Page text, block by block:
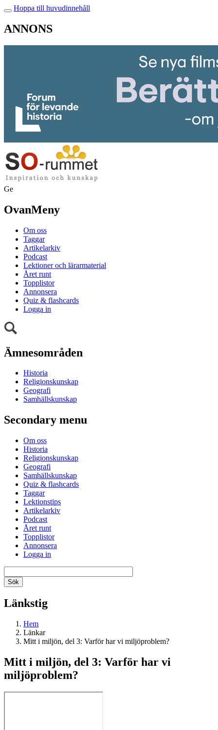
Hoppa till huvudinnehåll
ANNONS
Ge
OvanMeny
Om oss
Taggar
Artikelarkiv
Podcast
Lektioner och lärarmaterial
Året runt
Topplistor
Annonsera
Quiz & flashcards
Logga in
Ämnesområden
Historia
Religionskunskap
Geografi
Samhällskunskap
Secondary menu
Om oss
Historia
Religionskunskap
Geografi
Samhällskunskap
Quiz & flashcards
Taggar
Lektionstips
Artikelarkiv
Podcast
Året runt
Topplistor
Annonsera
Logga in
Länkstig
Hem
Länkar
Mitt i miljön, del 3: Varför har vi miljöproblem?
Mitt i miljön, del 3: Varför har vi
miljöproblem?